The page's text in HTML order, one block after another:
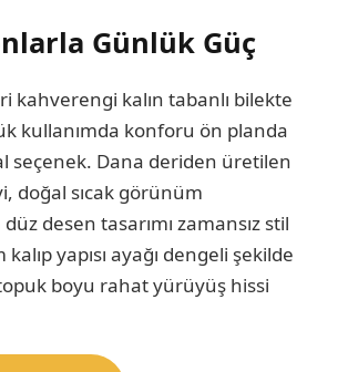
Günlük Güç
kahverengi kalın tabanlı bilekte
kullanımda konforu ön planda
seçenek. Dana deriden üretilen
doğal sıcak görünüm
desen tasarımı zamansız stil
yapısı ayağı dengeli şekilde
boyu rahat yürüyüş hissi